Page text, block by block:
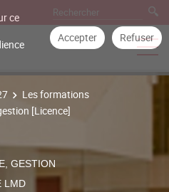
ce
Accepter Refuser
Les formations
[Licence]
GESTION
LMD